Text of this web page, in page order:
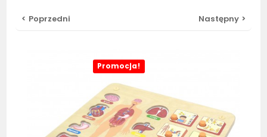
< Poprzedni Następny >
Promocja!